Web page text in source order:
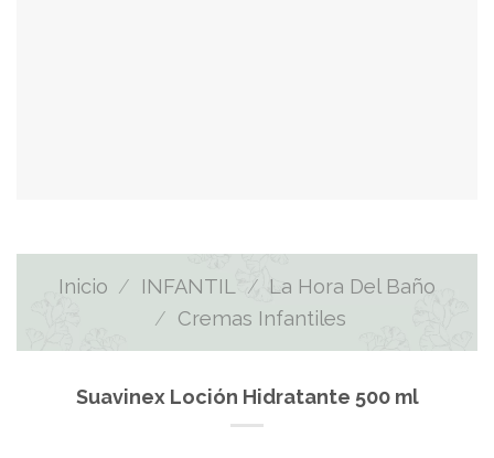
Inicio / INFANTIL / La Hora Del Baño
/ Cremas Infantiles
Suavinex Loción Hidratante 500 ml